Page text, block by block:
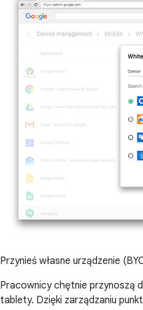
Przynieś własne urządzenie
Pracownicy chętnie przynoszą
tablety. Dzięki zarządzaniu